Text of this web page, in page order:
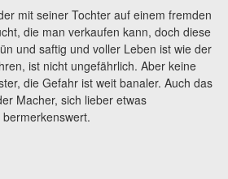
mit seiner Tochter auf einem fremden
die man verkaufen kann, doch diese
und saftig und voller Leben ist wie der
ist nicht ungefährlich. Aber keine
die Gefahr ist weit banaler. Auch das
Macher, sich lieber etwas